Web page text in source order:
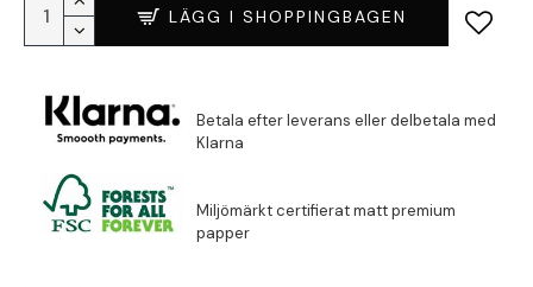
LÄGG I SHOPPINGBAGEN